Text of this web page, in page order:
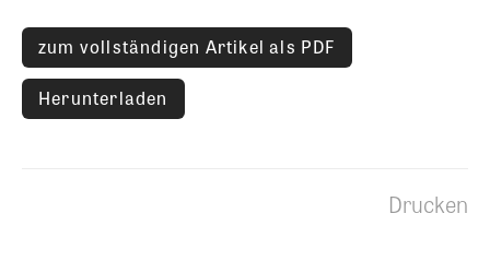
zum vollständigen Artikel als PDF
Herunterladen
Drucken